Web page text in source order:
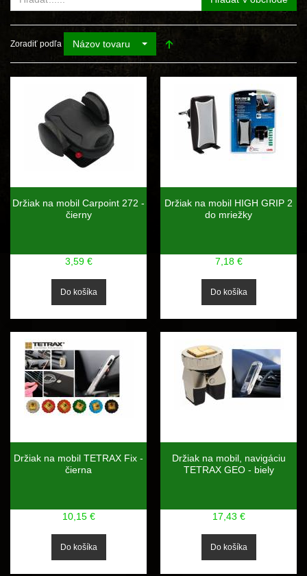
Zoradiť podľa Názov tovaru
Držiak na mobil Carpoint 272 -
čierny
3,59 €
Držiak na mobil HIGH GRIP 2
do mriežky
7,18 €
Držiak na mobil TETRAX Fix -
čierna
10,15 €
Držiak na mobil, navigáciu
TETRAX GEO - biely
17,43 €